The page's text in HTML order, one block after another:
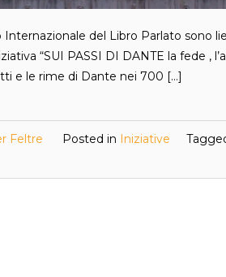
Internazionale del Libro Parlato sono
“SUI PASSI DI DANTE la fede ,
e le rime di Dante nei 700 […]
Feltre Posted in Iniziative